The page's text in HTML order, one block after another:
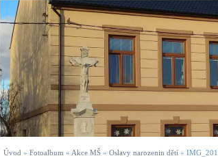
Úvod » Fotoalbum » Akce MŠ » Oslavy narozenin dětí »